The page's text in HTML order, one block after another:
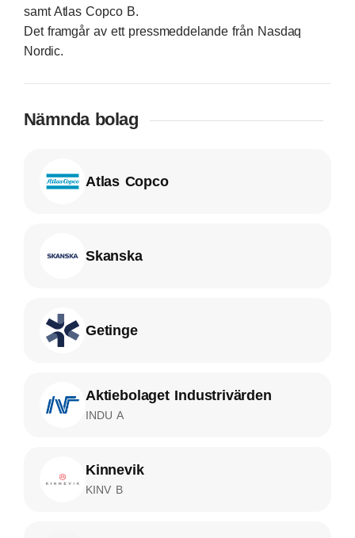
samt Atlas Copco B.
Det framgår av ett pressmeddelande från Nasdaq
Nordic.
Nämnda bolag
Atlas Copco
Skanska
Getinge
Aktiebolaget Industrivärden
INDU A
Kinnevik
KINV B